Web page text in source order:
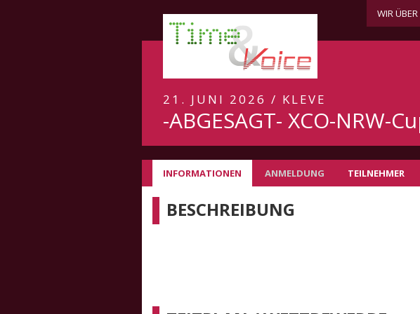
WIR
21. JUNI 2026 / KLEVE
-ABGESAGT- XCO-NRW-
INFORMATIONEN ANMELDUNG TEILNEHMER
BESCHREIBUNG